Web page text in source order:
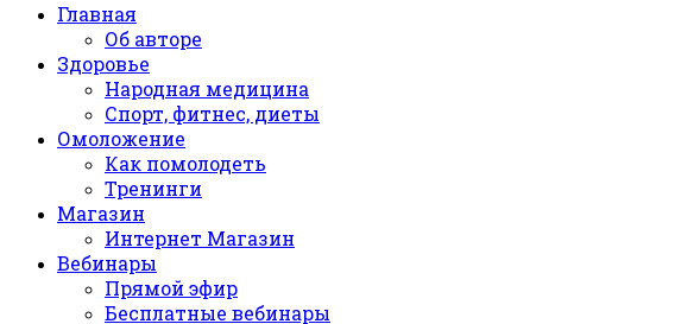
Главная
Об авторе
Здоровье
Народная медицина
Спорт, фитнес, диеты
Омоложение
Как помолодеть
Тренинги
Магазин
Интернет Магазин
Вебинары
Прямой эфир
Бесплатные вебинары